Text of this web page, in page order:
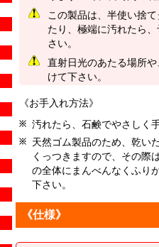
この製品は、半使い捨
たり、極端に汚れたら
さい。
直射日光のあたる場所
けて下さい。
《お手入れ方法》
汚れたら、石鹸でやさしく
天然ゴム製品のため、乾い
くっつきますので、その際
の全体にまんべんなくふり
下さい。
《仕様》